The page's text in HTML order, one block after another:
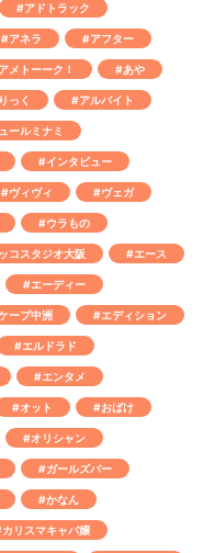
#アドトラック
#アネラ #アフター
メトーーク！ #あや
っく #アルバイト
ールミナミ
#インタビュー
#ヴィヴィ #ヴェガ
#ウラもの
コスタジオ大阪 #エース
#エーディー
ープ中洲 #エディション
#エルドラド
#エンタメ
#オット #おばけ
#オリシャン
#ガールズバー
#かなん
リスマキャバ嬢